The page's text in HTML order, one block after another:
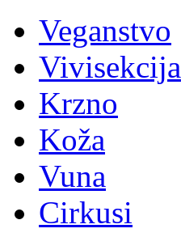
Veganstvo
Vivisekcija
Krzno
Koža
Vuna
Cirkusi